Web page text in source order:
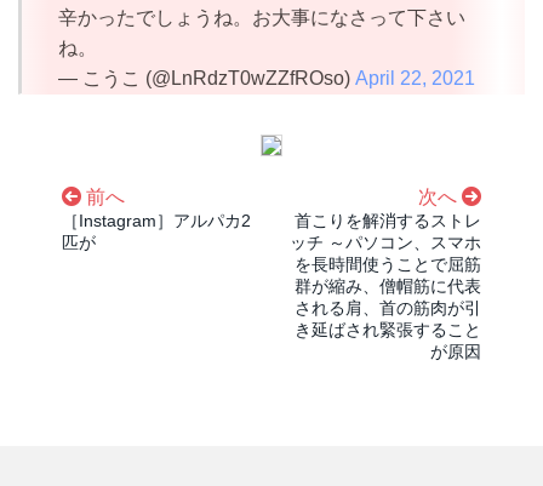
辛かったでしょうね。お大事になさって下さい
ね。
— こうこ (@LnRdzT0wZZfROso) April 22, 2021
前へ
［Instagram］アルパカ2
匹が
次へ
首こりを解消するストレ
ッチ ～パソコン、スマホ
を長時間使うことで屈筋
群が縮み、僧帽筋に代表
される肩、首の筋肉が引
き延ばされ緊張すること
が原因